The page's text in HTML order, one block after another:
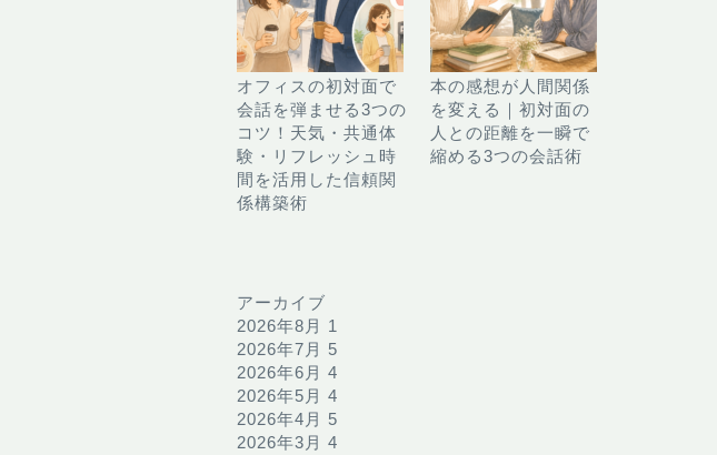
オフィスの初対面で
会話を弾ませる3つの
コツ！天気・共通体
験・リフレッシュ時
間を活用した信頼関
係構築術
本の感想が人間関係
を変える｜初対面の
人との距離を一瞬で
縮める3つの会話術
アーカイブ
2026年8月 1
2026年7月 5
2026年6月 4
2026年5月 4
2026年4月 5
2026年3月 4